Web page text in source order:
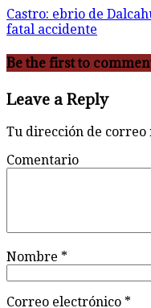
Castro: ebrio de
fatal accidente
Be the first to
Leave a Reply
Tu dirección de correo
Comentario
Nombre *
Correo electrónico *